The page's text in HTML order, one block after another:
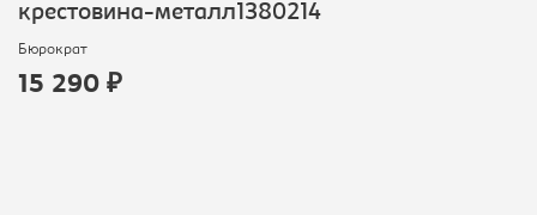
крестовина-металл1380214
Бюрократ
15 290 ₽